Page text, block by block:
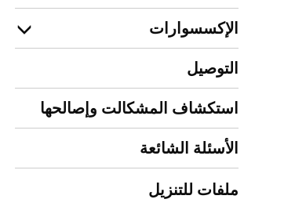
الإكسسوارات
التوصيل
استكشاف المشكالت وإصالحها
الأسئلة الشائعة
ملفات للتنزيل